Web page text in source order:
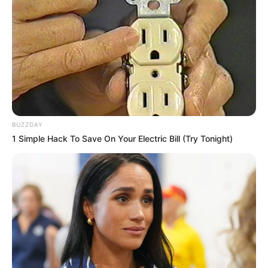
Synthèse incontournable du Quinté du jour
en 5 chevaux proposée par Logic-Prono
Nouveau!Obtenez en quelques secondes le meilleur
pronostic Quinté du jour. Grâce à cette nouvelle version de
LOGIC-PRONO, le simulateur automatique de pronostics
PMU. Véritable service en or offert aux parieurs, pour un
Turf 100% gratuit. Choisissez parmi les 38 pronostics de la
presse du jour et passez les à la « moulinette ».
Quelle est l’arrivée et qui est le cheval
gagnant du PRIX DE LA CHAMBRE DU DUC ?
9 – 12 – 3 – 5 – 6
BUZZDAY
1 Simple Hack To Save On Your Electric Bill (Try Tonight)